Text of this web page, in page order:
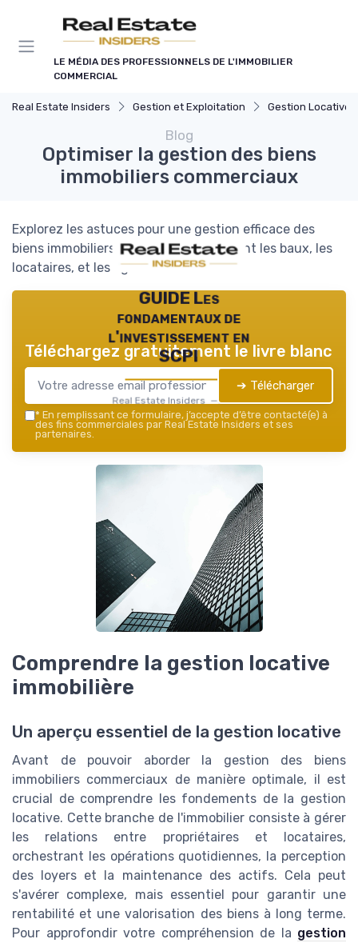
LE MÉDIA DES PROFESSIONNELS DE L'IMMOBILIER
COMMERCIAL
Real Estate Insiders Gestion et Exploitation Gestion Locative et Asset
Blog
Optimiser la gestion des biens
immobiliers commerciaux
Explorez les astuces pour une gestion efficace des
biens immobiliers commerciaux, incluant les baux, les
locataires, et les agences à Paris.
GUIDE Les
fondamentaux de
l'investissement en
SCPI
Real Estate Insiders — 2026
Téléchargez gratuitement le livre blanc
➔ Télécharger
* En remplissant ce formulaire, j’accepte d’être contacté(e) à
des fins commerciales par Real Estate Insiders et ses
partenaires.
Comprendre la gestion locative
immobilière
Un aperçu essentiel de la gestion locative
Avant de pouvoir aborder la gestion des biens
immobiliers commerciaux de manière optimale, il est
crucial de comprendre les fondements de la gestion
locative. Cette branche de l'immobilier consiste à gérer
les relations entre propriétaires et locataires,
orchestrant les opérations quotidiennes, la perception
des loyers et la maintenance des actifs. Cela peut
s'avérer complexe, mais essentiel pour garantir une
rentabilité et une valorisation des biens à long terme.
Pour approfondir votre compréhension de la gestion